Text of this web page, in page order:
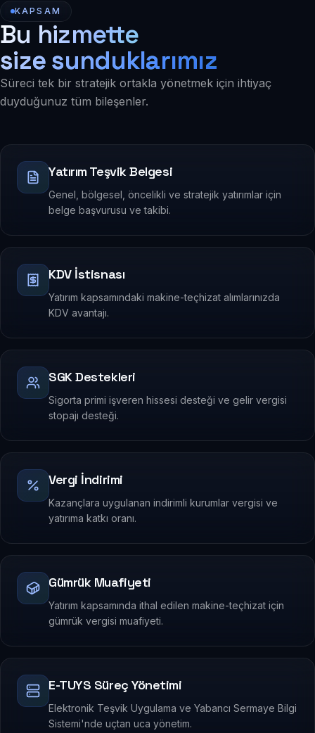
KAPSAM
Bu hizmette
size sunduklarımız
Süreci tek bir stratejik ortakla yönetmek için ihtiyaç
duyduğunuz tüm bileşenler.
Yatırım Teşvik Belgesi
Genel, bölgesel, öncelikli ve stratejik yatırımlar için
belge başvurusu ve takibi.
KDV İstisnası
Yatırım kapsamındaki makine-teçhizat alımlarınızda
KDV avantajı.
SGK Destekleri
Sigorta primi işveren hissesi desteği ve gelir vergisi
stopajı desteği.
Vergi İndirimi
Kazançlara uygulanan indirimli kurumlar vergisi ve
yatırıma katkı oranı.
Gümrük Muafiyeti
Yatırım kapsamında ithal edilen makine-teçhizat için
gümrük vergisi muafiyeti.
E-TUYS Süreç Yönetimi
Elektronik Teşvik Uygulama ve Yabancı Sermaye Bilgi
Sistemi'nde uçtan uca yönetim.